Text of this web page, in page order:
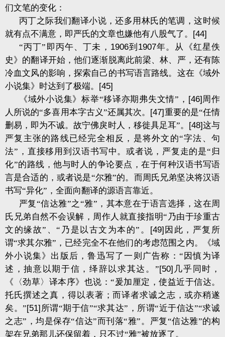
们文笔的变化：
丙丁之际我们翻译小说，还多用林氏的笔调，这时候
就有点不满意，即严氏的文章也嫌他有八股气了。 [44]
“丙丁”即丙午、丁未， 1906到 1907年。从《红星佚
史》的翻译开始，他们逐渐脱离此前梁、林、严，还有陈
冷血文风的影响，探索自己的书写语言路线。这在《域外
小说集》时达到了极端。 [45]
《域外小说集》标举“移译亦期弗失文情”， [46]周作
人所说的“多喜用本字古义”还属其次。 [47]重要的是“任情
删易，即为不诚。故宁佛戾时人，移徙具足耳”。 [48]这与
严复主张的路线已经完全相反，是将外文的“字法、句
法”，直接移用到汉语书写中。或者说，严复走的是“归
化”的路线，他与时人的争论要点，在于何种汉语书写语
言是合适的，或者说是“尔雅”的。而周氏兄弟坚决将汉语
书写“异化”，全面向翻译的源语言靠近。
严复“信达雅”之“雅”，其本意在于语言选择，这在周
氏兄弟自然不会误解，周作人就直接指明“乃由于珍重古
文的缘故”、“乃是以古文为本的”。 [49] 因此，严复所
谓“求其尔雅”，已经完全不在他们的考虑范围之内。《域
外小说集》出版后，鲁迅写了一则广告称：“因慎为译
述，抽意以期于信，绎辞以求其达。”[50] 几乎同时，
《〈劲草〉译本序》也说：“爰加厘定，使益近于信达。
托氏撰述之真，得以表著；而译者求诚之志，或亦稍遂
矣。”[51]所谓“期于信”“求其达”，所谓“近于信达”“求诚
之志”，均是保存“信达”而刊落“雅”。严复“信达雅”的构
架在兄弟那儿还保留着，只不过“雅”被放逐了。